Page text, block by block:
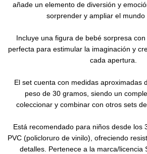
añade un elemento de diversión y
sorprender y ampliar el mundo
Incluye una figura de bebé sorpresa
perfecta para estimular la imaginación y
cada apertura.
El set cuenta con medidas aproximadas
peso de 30 gramos, siendo un
coleccionar y combinar con otros sets
Está recomendado para niños desde los
PVC (policloruro de vinilo), ofreciendo
detalles. Pertenece a la marca/licencia